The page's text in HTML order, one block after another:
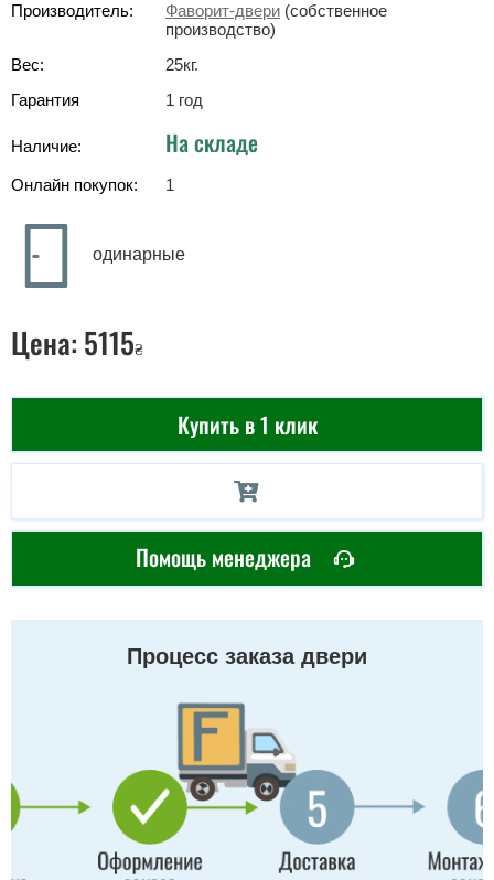
Производитель:
Фаворит-двери (собственное
производство)
Вес:
25кг.
Гарантия
1 год
Наличие: На складе
Онлайн покупок: 1
одинарные
Цена: 5115₴
Купить в 1 клик
Помощь менеджера
Процесс заказа двери